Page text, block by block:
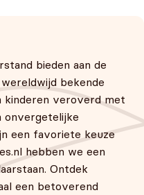
bieden aan de
bekende
kinderen veroverd met
onvergetelijke
een favoriete keuze
hebben we een
Ontdek
een betoverend